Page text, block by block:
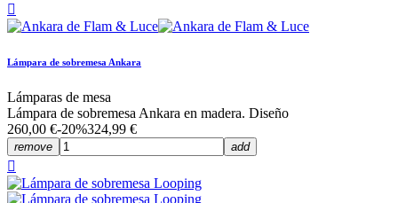

Lámpara de sobremesa Ankara
Lámparas de mesa
Lámpara de sobremesa Ankara en madera. Diseño
260,00 €-20%324,99 €
remove add
